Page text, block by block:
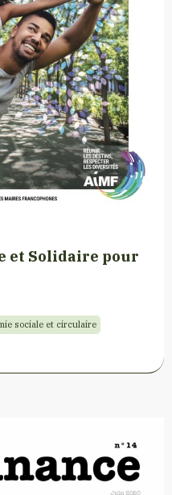
et Solidaire pour
sociale et circulaire